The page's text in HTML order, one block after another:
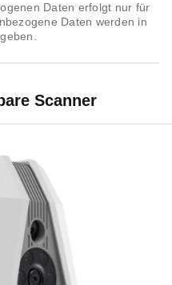
Daten erfolgt nur für
Daten werden in
Scanner